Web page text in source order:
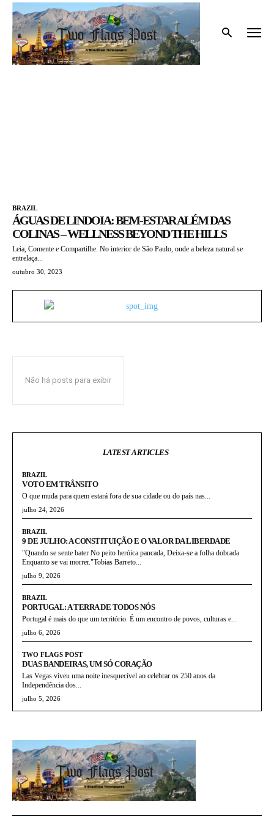
Início Tags Premio Nobel
PREMIO NOBEL
BRAZIL
ÁGUAS DE LINDOIA: BEM-ESTAR ALÉM DAS
COLINAS – WELLNESS BEYOND THE HILLS
Leia, Comente e Compartilhe. No interior de São Paulo, onde a beleza natural se
entrelaça...
outubro 30, 2023
Não há posts para exibir
LATEST ARTICLES
BRAZIL
VOTO EM TRÂNSITO
O que muda para quem estará fora de sua cidade ou do país nas...
julho 24, 2026
BRAZIL
9 DE JULHO: A CONSTITUIÇÃO E O VALOR DA LIBERDADE
"Quando se sente bater No peito heróica pancada, Deixa-se a folha dobrada
Enquanto se vai morrer."Tobias Barreto...
julho 9, 2026
BRAZIL
PORTUGAL: A TERRA DE TODOS NÓS
Portugal é mais do que um território. É um encontro de povos, culturas e...
julho 6, 2026
TWO FLAGS POST
DUAS BANDEIRAS, UM SÓ CORAÇÃO
Las Vegas viveu uma noite inesquecível ao celebrar os 250 anos da
Independência dos...
julho 5, 2026